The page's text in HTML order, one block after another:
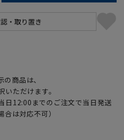
の商品は、
ただけます。
日12:00までのご注文で当日発送
は対応不可）